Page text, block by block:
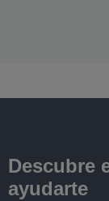
Descubre
ayudarte